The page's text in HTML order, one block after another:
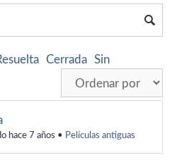
Cerrada Sin
hace 7 años • Películas antiguas